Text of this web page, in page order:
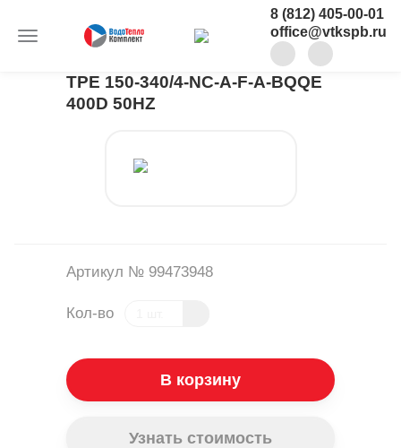
8 (812) 405-00-01
office@vtkspb.ru
TPE 150-340/4-NC-A-F-A-BQQE
400D 50HZ
Артикул № 99473948
Кол-во
В корзину
Узнать стоимость